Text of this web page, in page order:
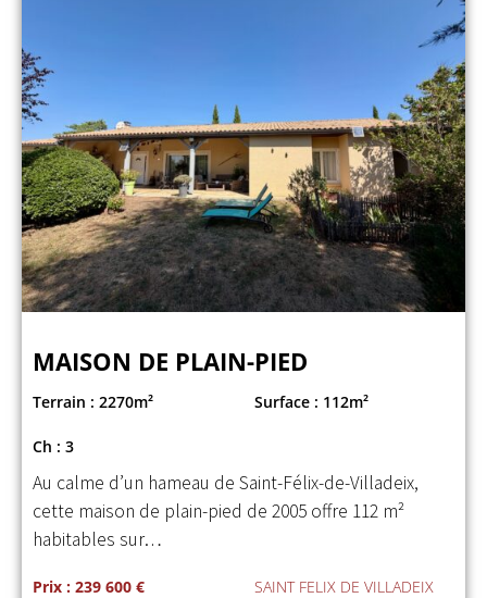
MAISON DE PLAIN-PIED
Terrain : 2270m² Surface : 112m²
Ch : 3
Au calme d’un hameau de Saint-Félix-de-Villadeix,
cette maison de plain-pied de 2005 offre 112 m²
habitables sur…
Prix : 239 600 € SAINT FELIX DE VILLADEIX